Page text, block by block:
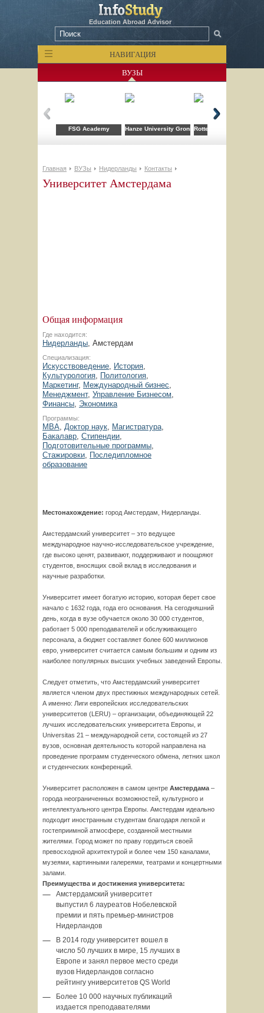
Education Abroad Advisor
НАВИГАЦИЯ
ВУЗЫ
FSG Academy Hanze University GroningenRotterdam School of
Главная ВУЗы Нидерланды Контакты
Университет Амстердама
Общая информация
Где находится:
Нидерланды, Амстердам
Специализация:
Искусствоведение, История,
Культурология, Политология,
Маркетинг, Международный бизнес,
Менеджмент, Управление Бизнесом,
Финансы, Экономика
Программы:
MBA, Доктор наук, Магистратура,
Бакалавр, Стипендии,
Подготовительные программы,
Стажировки, Последипломное
образование
Местонахождение: город Амстердам, Нидерланды.
Амстердамский университет – это ведущее
международное научно-исследовательское учреждение,
где высоко ценят, развивают, поддерживают и поощряют
студентов, вносящих свой вклад в исследования и
научные разработки.
Университет имеет богатую историю, которая берет свое
начало с 1632 года, года его основания. На сегодняшний
день, когда в вузе обучается около 30 000 студентов,
работает 5 000 преподавателей и обслуживающего
персонала, а бюджет составляет более 600 миллионов
евро, университет считается самым большим и одним из
наиболее популярных высших учебных заведений Европы.
Следует отметить, что Амстердамский университет
является членом двух престижных международных сетей.
А именно: Лиги европейских исследовательских
университетов (LERU) – организации, объединяющей 22
лучших исследовательских университета Европы, и
Universitas 21 – международной сети, состоящей из 27
вузов, основная деятельность которой направлена на
проведение программ студенческого обмена, летних школ
и студенческих конференций.
Университет расположен в самом центре Амстердама –
города неограниченных возможностей, культурного и
интеллектуального центра Европы. Амстердам идеально
подходит иностранным студентам благодаря легкой и
гостеприимной атмосфере, созданной местными
жителями. Город может по праву гордиться своей
превосходной архитектурой и более чем 150 каналами,
музеями, картинными галереями, театрами и концертными
залами.
Преимущества и достижения университета:
Амстердамский университет
выпустил 6 лауреатов Нобелевской
премии и пять премьер-министров
Нидерландов
В 2014 году университет вошел в
число 50 лучших в мире, 15 лучших в
Европе и занял первое место среди
вузов Нидерландов согласно
рейтингу университетов QS World
Более 10 000 научных публикаций
издается преподавателями